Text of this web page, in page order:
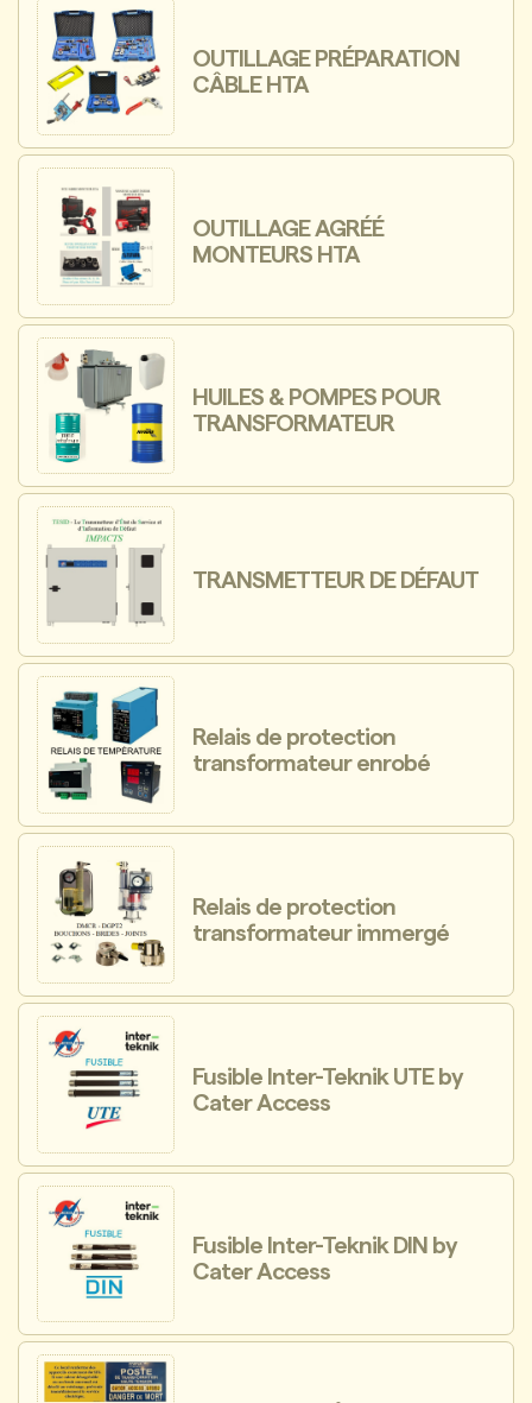
OUTILLAGE PRÉPARATION
CÂBLE HTA
OUTILLAGE AGRÉÉ
MONTEURS HTA
HUILES & POMPES POUR
TRANSFORMATEUR
TRANSMETTEUR DE DÉFAUT
Relais de protection
transformateur enrobé
Relais de protection
transformateur immergé
Fusible Inter-Teknik UTE by
Cater Access
Fusible Inter-Teknik DIN by
Cater Access